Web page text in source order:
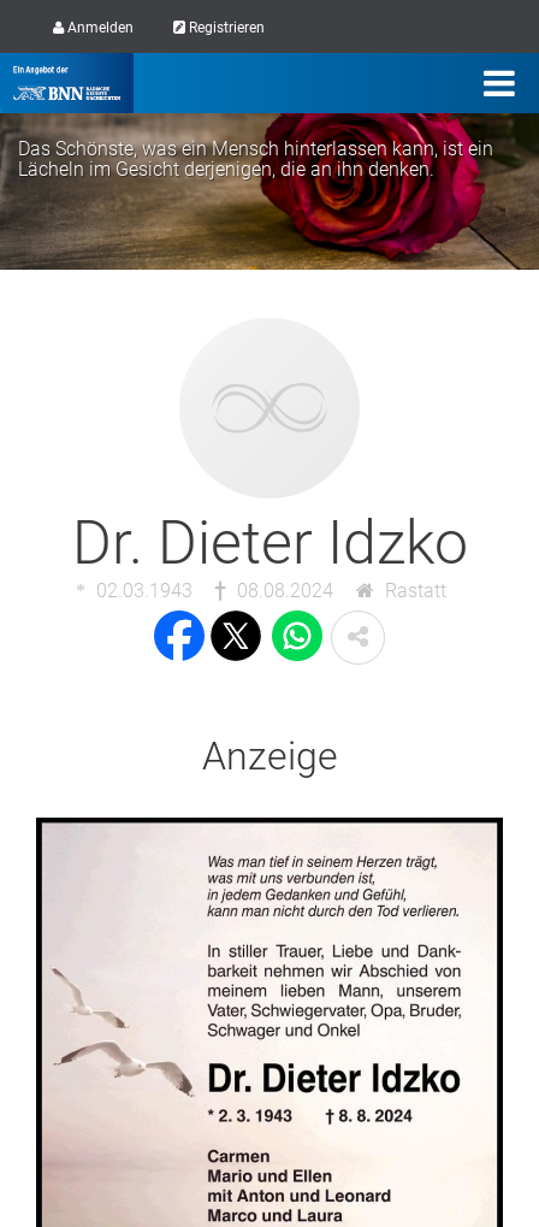
Anmelden Registrieren
Das Schönste, was ein Mensch hinterlassen kann, ist ein
Lächeln im Gesicht derjenigen, die an ihn denken.
Dr. Dieter Idzko
02.03.1943 08.08.2024 Rastatt
Anzeige